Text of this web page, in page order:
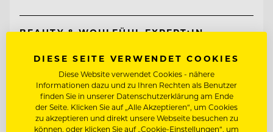
BEAUTY & WOHLFÜHL EXPERT:IN
CHEF DE PARTIE
Entdecke alle Jobs
DIESE SEITE VERWENDET COOKIES
Diese Website verwendet Cookies - nähere
Informationen dazu und zu Ihren Rechten als Benutzer
finden Sie in unserer Datenschutzerklärung am Ende
der Seite. Klicken Sie auf „Alle Akzeptieren“, um Cookies
zu akzeptieren und direkt unsere Webseite besuchen zu
können, oder klicken Sie auf „Cookie-Einstellungen“, um